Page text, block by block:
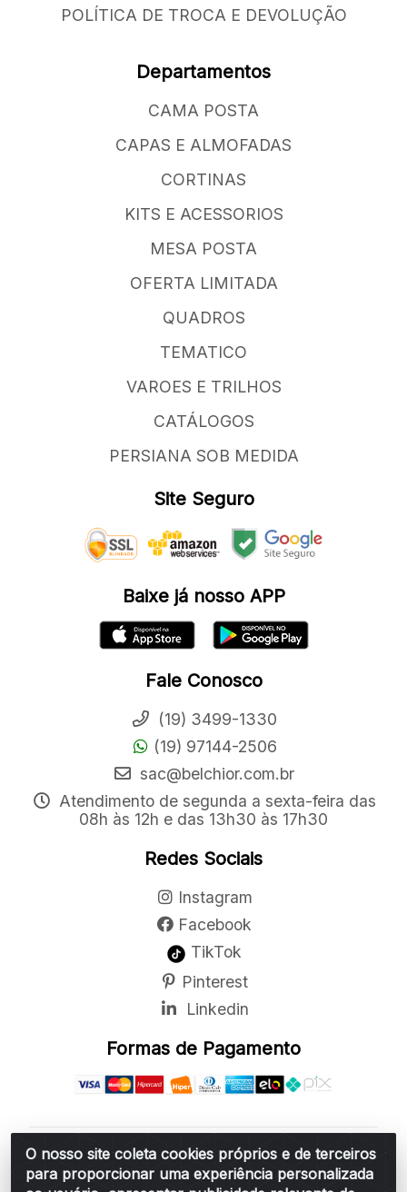
O nosso site coleta cookies próprios e de terceiros
para proporcionar uma experiência personalizada
POLÍTICA DE TROCA E DEVOLUÇÃO
Departamentos
CAMA POSTA
CAPAS E ALMOFADAS
CORTINAS
KITS E ACESSORIOS
MESA POSTA
OFERTA LIMITADA
QUADROS
TEMATICO
VAROES E TRILHOS
CATÁLOGOS
PERSIANA SOB MEDIDA
Site Seguro
Baixe já nosso APP
Fale Conosco
(19) 3499-1330
(19) 97144-2506
sac@belchior.com.br
Atendimento de segunda a sexta-feira das
08h às 12h e das 13h30 às 17h30
Redes Sociais
Instagram
Facebook
TikTok
Pinterest
Linkedin
Formas de Pagamento
Belchior Cortinas e Acessórios LTDA - R: Rua
Vereador Sérgio Leopoldino Alves, 876 - Santa